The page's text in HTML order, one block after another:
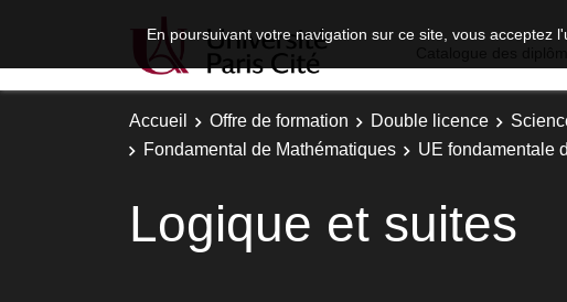
En poursuivant votre navigation sur ce site, vous acceptez
Accueil Offre de formation Double licence
Fondamental de Mathématiques
UE fondamentale
Logique et suites